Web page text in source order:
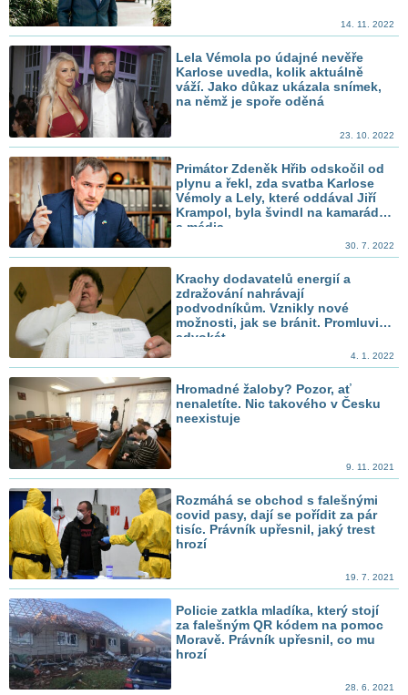
14. 11. 2022
Lela Vémola po údajné nevěře
Karlose uvedla, kolik aktuálně
váží. Jako důkaz ukázala snímek,
na němž je spoře oděná
23. 10. 2022
Primátor Zdeněk Hřib odskočil od
plynu a řekl, zda svatba Karlose
Vémoly a Lely, které oddával Jiří
Krampol, byla švindl na kamarády
a média
30. 7. 2022
Krachy dodavatelů energií a
zdražování nahrávají
podvodníkům. Vznikly nové
možnosti, jak se bránit. Promluvil
advokát
4. 1. 2022
Hromadné žaloby? Pozor, ať
nenaletíte. Nic takového v Česku
neexistuje
9. 11. 2021
Rozmáhá se obchod s falešnými
covid pasy, dají se pořídit za pár
tisíc. Právník upřesnil, jaký trest
hrozí
19. 7. 2021
Policie zatkla mladíka, který stojí
za falešným QR kódem na pomoc
Moravě. Právník upřesnil, co mu
hrozí
28. 6. 2021